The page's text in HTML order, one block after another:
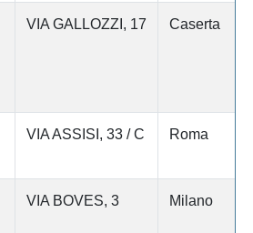
VIA GALLOZZI, 17 Caserta
VIA ASSISI, 33 / C Roma
VIA BOVES, 3 Milano